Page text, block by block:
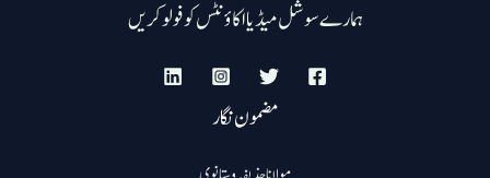
ہمارے سوشل میڈیا اکاؤنٹس کو فولو کریں
مضمون نگار